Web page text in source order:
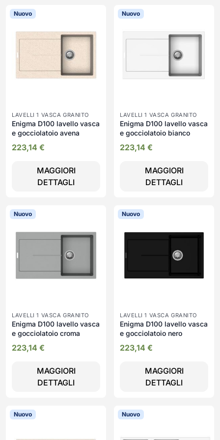
Nuovo
LAVELLI 1 VASCA GRANITO
Enigma D100 lavello vasca
e gocciolatoio avena
223,14 €
MAGGIORI
DETTAGLI
Nuovo
LAVELLI 1 VASCA GRANITO
Enigma D100 lavello vasca
e gocciolatoio bianco
223,14 €
MAGGIORI
DETTAGLI
Nuovo
LAVELLI 1 VASCA GRANITO
Enigma D100 lavello vasca
e gocciolatoio croma
223,14 €
MAGGIORI
DETTAGLI
Nuovo
LAVELLI 1 VASCA GRANITO
Enigma D100 lavello vasca
e gocciolatoio nero
223,14 €
MAGGIORI
DETTAGLI
Nuovo Nuovo